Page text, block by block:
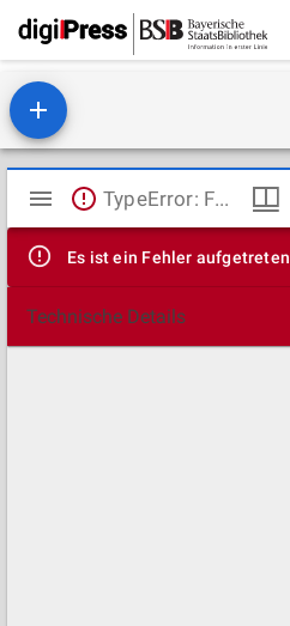
Mirador
Viewer
TypeError: Failed to fetch
Es ist ein Fehler aufgetreten
Technische Details